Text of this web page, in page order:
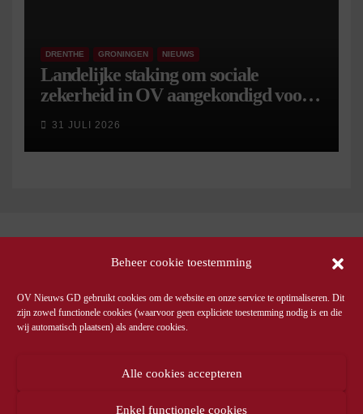
Beheer cookie toestemming
OV Nieuws GD gebruikt cookies om de website en onze service te optimaliseren. Dit
zijn zowel functionele cookies (waarvoor geen expliciete toestemming nodig is en die
wij automatisch plaatsen) als andere cookies.
Alle cookies accepteren
Enkel functionele cookies
DRENTHE GRONINGEN NIEUWS
Landelijke staking om sociale
zekerheid in OV aangekondigd voor 9
31 JULI 2026